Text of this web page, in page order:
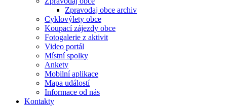
Zpravodaj obce archiv
Cyklovýlety obce
Koupací zájezdy obce
Fotogalerie z aktivit
Video portál
Místní spolky
Ankety
Mobilní aplikace
Mapa událostí
Informace od nás
Kontakty